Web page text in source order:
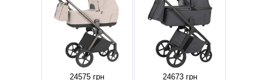
24575 грн 24673 грн